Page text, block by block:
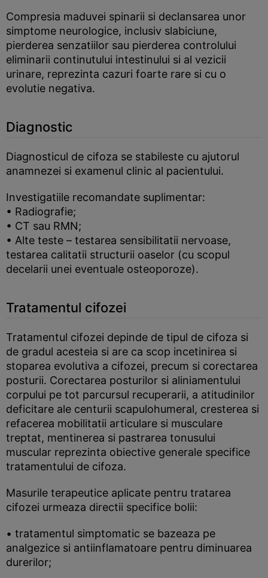
Compresia maduvei spinarii si declansarea unor
simptome neurologice, inclusiv slabiciune,
pierderea senzatiilor sau pierderea controlului
eliminarii continutului intestinului si al vezicii
urinare, reprezinta cazuri foarte rare si cu o
evolutie negativa.
Diagnostic
Diagnosticul de cifoza se stabileste cu ajutorul
anamnezei si examenul clinic al pacientului.
Investigatiile recomandate suplimentar:
• Radiografie;
• CT sau RMN;
• Alte teste – testarea sensibilitatii nervoase,
testarea calitatii structurii oaselor (cu scopul
decelarii unei eventuale osteoporoze).
Tratamentul cifozei
Tratamentul cifozei depinde de tipul de cifoza si
de gradul acesteia si are ca scop incetinirea si
stoparea evolutiva a cifozei, precum si corectarea
posturii. Corectarea posturilor si aliniamentului
corpului pe tot parcursul recuperarii, a atitudinilor
deficitare ale centurii scapulohumeral, cresterea si
refacerea mobilitatii articulare si musculare
treptat, mentinerea si pastrarea tonusului
muscular reprezinta obiective generale specifice
tratamentului de cifoza.
Masurile terapeutice aplicate pentru tratarea
cifozei urmeaza directii specifice bolii:
• tratamentul simptomatic se bazeaza pe
analgezice si antiinflamatoare pentru diminuarea
durerilor;